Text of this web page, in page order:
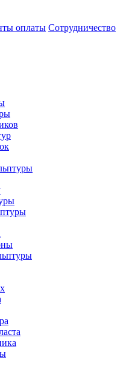
оплаты Сотрудничество